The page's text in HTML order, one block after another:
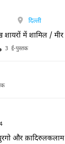
दिल्ली
शायरों में शामिल /
3 ई-पुस्तक
और